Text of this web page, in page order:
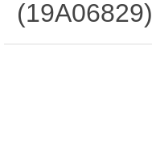
(19A06829)